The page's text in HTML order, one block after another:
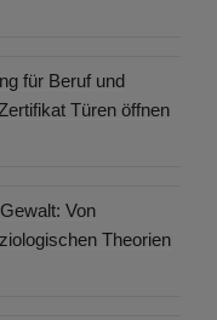
für Beruf und
Türen öffnen
Von
Theorien